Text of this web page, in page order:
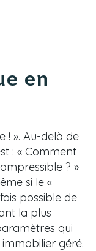
en
! ». Au-delà de
: « Comment
? »
si le «
possible de
la plus
qui
géré.